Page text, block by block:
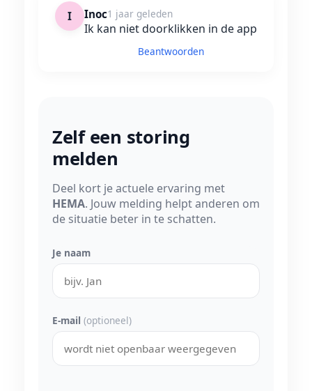
I Inoc1 jaar geleden
Ik kan niet doorklikken in de app
Beantwoorden
Zelf een storing
melden
Deel kort je actuele ervaring met
HEMA. Jouw melding helpt anderen om
de situatie beter in te schatten.
Je naam
E-mail (optioneel)